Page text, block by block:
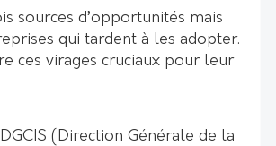
sources d’opportunités mais
qui tardent à les adopter.
ces virages cruciaux pour leur
(Direction Générale de la